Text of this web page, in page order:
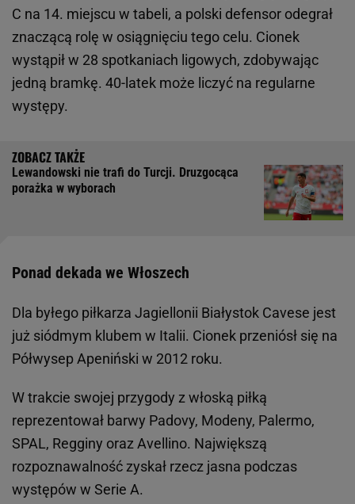
C na 14. miejscu w tabeli, a polski defensor odegrał
znaczącą rolę w osiągnięciu tego celu. Cionek
wystąpił w 28 spotkaniach ligowych, zdobywając
jedną bramkę. 40-latek może liczyć na regularne
występy.
Lewandowski nie trafi do Turcji. Druzgocąca
porażka w wyborach
Ponad dekada we Włoszech
Dla byłego piłkarza Jagiellonii Białystok Cavese jest
już siódmym klubem w Italii. Cionek przeniósł się na
Półwysep Apeniński w 2012 roku.
W trakcie swojej przygody z włoską piłką
reprezentował barwy Padovy, Modeny, Palermo,
SPAL, Regginy oraz Avellino. Największą
rozpoznawalność zyskał rzecz jasna podczas
występów w Serie A.